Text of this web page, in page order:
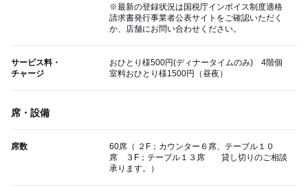
※最新の登録状況は国税庁インボイス制度適格
請求書発行事業者公表サイトをご確認いただく
か、店舗にお問い合わせください。
サービス料・
チャージ
おひとり様500円(ディナータイムのみ) 4階個
室料おひとり様1500円（昼夜）
席・設備
席数
60席（ ２F；カウンター６席、テーブル１０
席 ３F；テーブル１３席 貸し切りのご相談
承ります。）